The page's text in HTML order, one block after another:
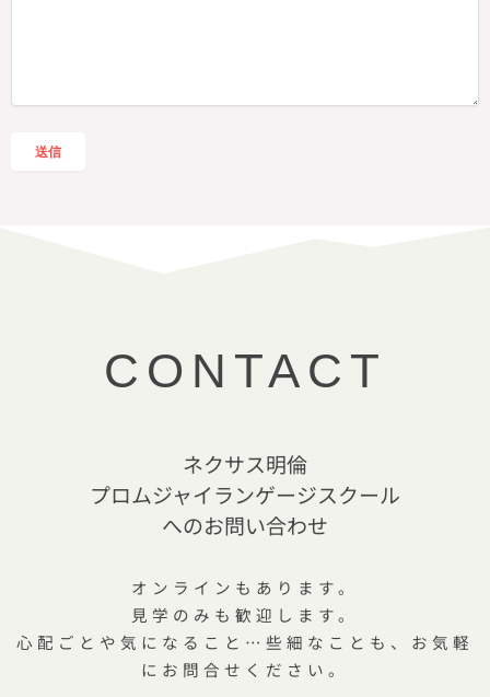
CONTACT
ネクサス明倫
プロムジャイランゲージスクール
へのお問い合わせ
オンラインもあります。
見学のみも歓迎します。
心配ごとや気になること…些細なことも、お気軽
にお問合せください。